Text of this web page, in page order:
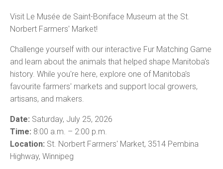
Visit Le Musée de Saint-Boniface Museum at the St.
Norbert Farmers' Market!
Challenge yourself with our interactive Fur Matching Game
and learn about the animals that helped shape Manitoba's
history. While you're here, explore one of Manitoba's
favourite farmers' markets and support local growers,
artisans, and makers.
Date: Saturday, July 25, 2026
Time: 8:00 a.m. – 2:00 p.m.
Location: St. Norbert Farmers' Market, 3514 Pembina
Highway, Winnipeg